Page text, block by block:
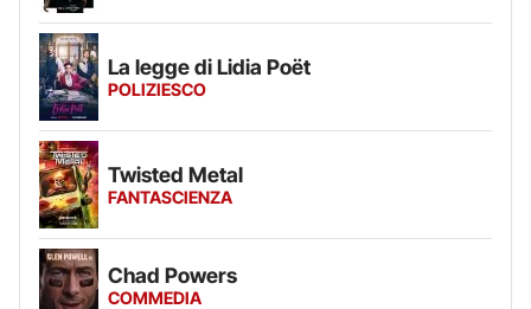
La legge di Lidia Poët
POLIZIESCO
Twisted Metal
FANTASCIENZA
Chad Powers
COMMEDIA